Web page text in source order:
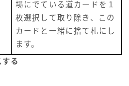
場にでている道カードを１
枚選択して取り除き、この
カードと一緒に捨て札にし
ます。
る